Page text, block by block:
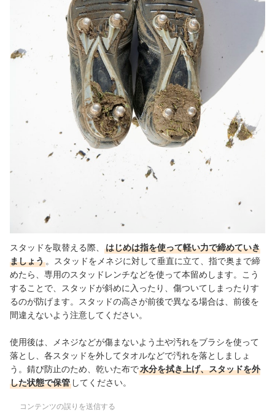
スタッドを取替える際、
はじめは指を使って軽い力で締めていき
ましょう 。スタッドをメネジに対して垂直に立て、指で奥まで締
めたら、専用のスタッドレンチなどを使って本留めします。こう
することで、スタッドが斜めに入ったり、傷ついてしまったりす
るのが防げます。スタッドの高さが前後で異なる場合は、前後を
間違えないよう注意してください。
使用後は、メネジなどが傷まないよう土や汚れをブラシを使って
落とし、各スタッドを外してタオルなどで汚れを落としましょ
う。錆び防止のため、乾いた布で水分を拭き上げ、スタッドを外
した状態で保管 してください。
コンテンツの誤りを送信する